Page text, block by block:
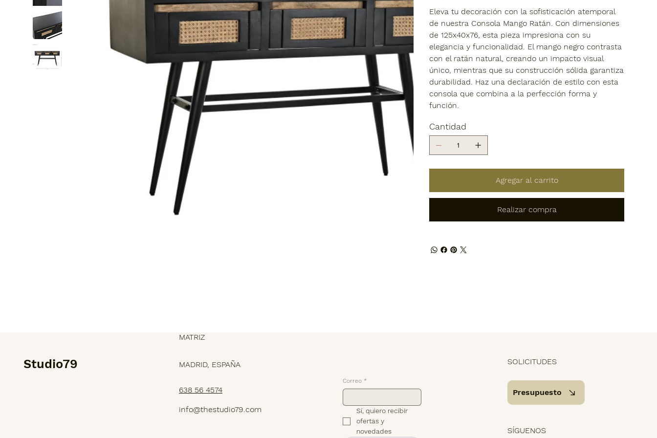
Eleva tu decoración con la sofisticación atemporal
de nuestra Consola Mango Ratán. Con dimensiones
de 125x40x76, esta pieza impresiona con su
elegancia y funcionalidad. El mango negro contrasta
con el ratán natural, creando un impacto visual
único, mientras que su construcción sólida garantiza
durabilidad. Haz una declaración de estilo con esta
consola que combina a la perfección forma y
función.
Cantidad
Agregar al carrito
Realizar compra
Studio79
MATRIZ
MADRID, ESPAÑA
638 56 4574
info@thestudio79.com
Correo *
Sí, quiero recibir
ofertas y
novedades
SOLICITUDES
Presupuesto
SÍGUENOS